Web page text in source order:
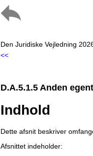
Den Juridiske Vejledning
<<
D.A.5.1.5 Anden
Indhold
Dette afsnit beskriver
Afsnittet indeholder: